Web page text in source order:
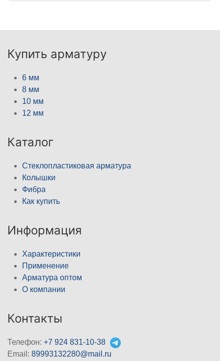
Купить арматуру
6 мм
8 мм
10 мм
12 мм
Каталог
Стеклопластиковая арматура
Колышки
Фибра
Как купить
Информация
Характеристики
Применение
Арматура оптом
О компании
Контакты
Телефон: +7 924 831-10-38
Email: 89993132280@mail.ru